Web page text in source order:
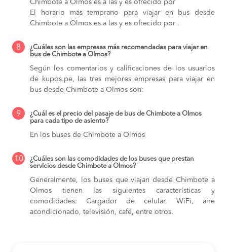
Chimbote a Olmos es a las y es ofrecido por
El horario más temprano para viajar en bus desde
Chimbote a Olmos es a las y es ofrecido por .
8
¿Cuáles son las empresas más recomendadas para viajar en
bus de Chimbote a Olmos?
Según los comentarios y calificaciones de los usuarios
de kupos.pe, las tres mejores empresas para viajar en
bus desde Chimbote a Olmos son:
9
¿Cuál es el precio del pasaje de bus de Chimbote a Olmos
para cada tipo de asiento?
En los buses de Chimbote a Olmos
10
¿Cuáles son las comodidades de los buses que prestan
servicios desde Chimbote a Olmos?
Generalmente, los buses que viajan desde Chimbote a
Olmos tienen las siguientes características y
comodidades: Cargador de celular, WiFi, aire
acondicionado, televisión, café, entre otros.